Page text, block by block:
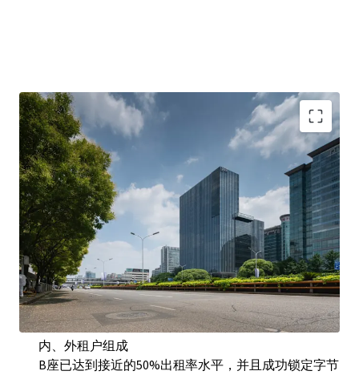
北京核心区域罕有的优质甲级写字楼投资机会
超过年的剩余土地年限（A 座：2054 年到期；B/C座：
2054 年到期）
由顶级机构持有及管理，具备极佳临街展示及楼宇标
识机会
科技类公司不可错过的选址区域
稳定的租金收益
A座已实现超过95%的出租率、由优质并且均衡的国
内、外租户组成
B座已达到接近的50%出租率水平，并且成功锁定字节